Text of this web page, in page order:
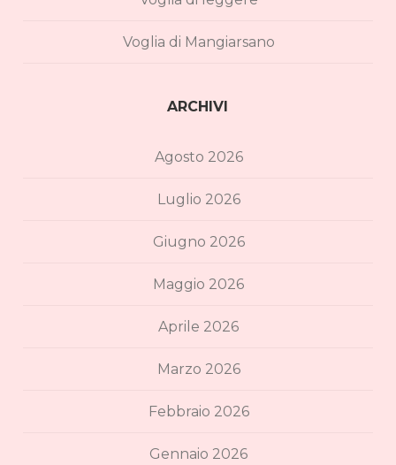
Voglia di Mangiarsano
ARCHIVI
Agosto 2026
Luglio 2026
Giugno 2026
Maggio 2026
Aprile 2026
Marzo 2026
Febbraio 2026
Gennaio 2026